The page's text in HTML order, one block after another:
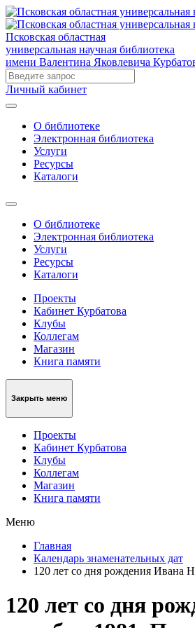
Псковская областная
универсальная научная библиотека
имени Валентина Яковлевича
Личный кабинет
О библиотеке
Электронная библиотека
Услуги
Ресурсы
Каталоги
О библиотеке
Электронная библиотека
Услуги
Ресурсы
Каталоги
Проекты
Кабинет Курбатова
Клубы
Коллегам
Магазин
Книга памяти
Закрыть меню
Проекты
Кабинет Курбатова
Клубы
Коллегам
Магазин
Книга памяти
Меню
Главная
Календарь знаменательных дат
120 лет со дня рождения Ивана
120 лет со дня